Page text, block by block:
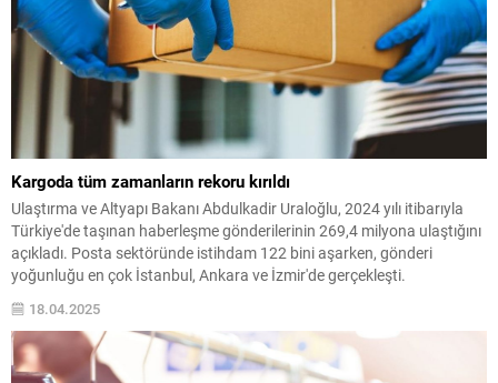
Kargoda tüm zamanların rekoru kırıldı
Ulaştırma ve Altyapı Bakanı Abdulkadir Uraloğlu, 2024 yılı itibarıyla
Türkiye'de taşınan haberleşme gönderilerinin 269,4 milyona ulaştığını
açıkladı. Posta sektöründe istihdam 122 bini aşarken, gönderi
yoğunluğu en çok İstanbul, Ankara ve İzmir'de gerçekleşti.
18.04.2025